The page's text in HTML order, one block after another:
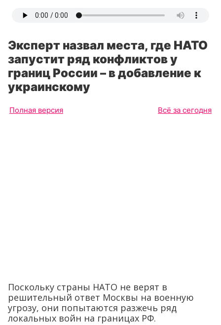
Эксперт назвал места, где НАТО
запустит ряд конфликтов у
границ России – в добавление к
украинскому
Полная версия Всё за сегодня
Поскольку страны НАТО не верят в
решительный ответ Москвы на военную
угрозу, они попытаются разжечь ряд
локальных войн на границах РФ.